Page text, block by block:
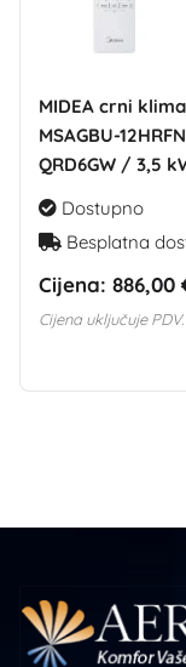
MIDEA crni
MSAGBU-
QRD6GW / 3,5
Dostupno
Besplatna
Cijena: 886,00
Cijena uključuje PDV.